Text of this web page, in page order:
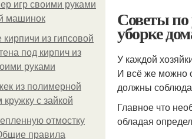
игр своими руками
машинок
из гипсовой
под кирпич из
руками
из полимерной
с зайкой
отмостку
правила
Советы по
уборке
У каждой
И всё же можно
должны
Главное что
обладая